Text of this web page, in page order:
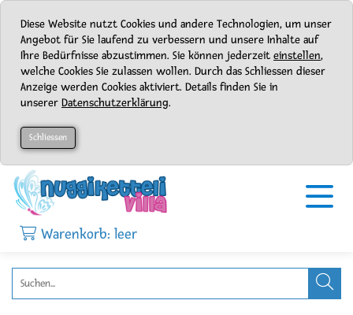
Diese Website nutzt Cookies und andere Technologien, um unser
Angebot für Sie laufend zu verbessern und unsere Inhalte auf
Ihre Bedürfnisse abzustimmen. Sie können jederzeit einstellen,
welche Cookies Sie zulassen wollen. Durch das Schliessen dieser
Anzeige werden Cookies aktiviert. Details finden Sie in
unserer Datenschutzerklärung.
Schliessen
Warenkorb: leer